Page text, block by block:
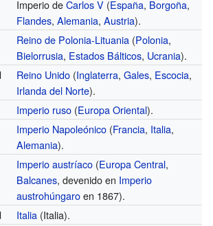
Imperio deCarlos V(España, Borgoña,
Flandes, Alemania, Austria).
Reino de Polonia-Lituania(Polonia,
Bielorrusia, Estados Bálticos, Ucrania).
Reino Unido(Inglaterra, Gales, Escocia,
Irlanda del Norte).
Imperio ruso(Europa Oriental).
Imperio Napoleónico(Francia, Italia,
Alemania).
Imperio austríaco(Europa Central,
Balcanes, devenido en Imperio
austrohúngaroen 1867).
Italia(Italia).